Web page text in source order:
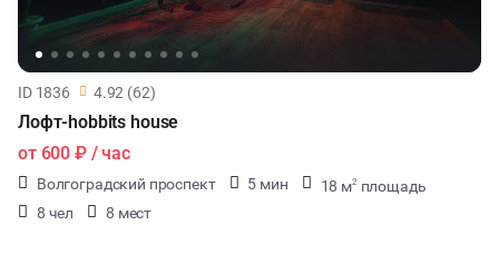
ID 1836 4.92 (62)
Лофт-hobbits house
от 600 ₽/ час
Волгоградский проспект 5 мин 18 м2 площадь
8 чел
8 мест